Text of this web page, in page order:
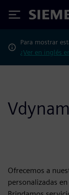
Siemens
Para mostrar
¿Ver en inglés
Ofrecemos a
personalizadas